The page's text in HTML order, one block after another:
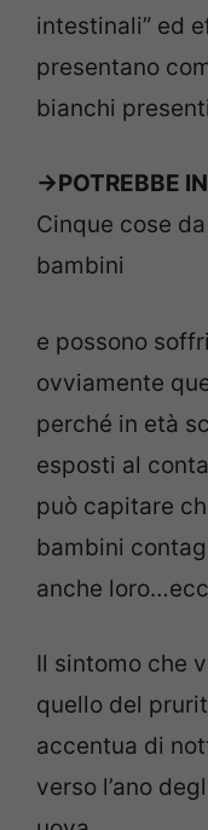
intestinali” ed
presentano
bianchi
->POTREBBE
Cinque cose
bambini
e possono
ovviamente
perché in età
esposti al
può capitare
bambini
anche
Il sintomo che
quello del
accentua di
verso l’ano